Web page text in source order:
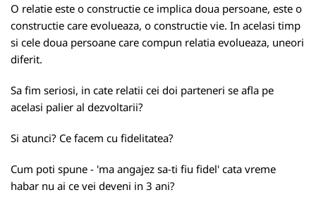
O relatie este o constructie ce implica doua persoane, este o
constructie care evolueaza, o constructie vie. In acelasi timp
si cele doua persoane care compun relatia evolueaza, uneori
diferit.
Sa fim seriosi, in cate relatii cei doi parteneri se afla pe
acelasi palier al dezvoltarii?
Si atunci? Ce facem cu fidelitatea?
Cum poti spune - 'ma angajez sa-ti fiu fidel' cata vreme
habar nu ai ce vei deveni in 3 ani?